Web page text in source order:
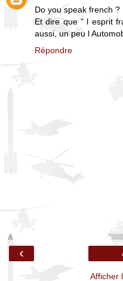
Do you speak french ?
Et dire que " l esprit
aussi, un peu l
Répondre
‹
Afficher